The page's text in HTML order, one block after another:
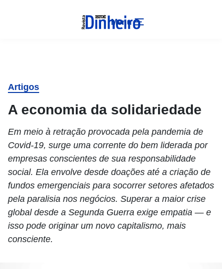
Menu
Artigos
A economia da solidariedade
Em meio à retração provocada pela pandemia de
Covid-19, surge uma corrente do bem liderada por
empresas conscientes de sua responsabilidade
social. Ela envolve desde doações até a criação de
fundos emergenciais para socorrer setores afetados
pela paralisia nos negócios. Superar a maior crise
global desde a Segunda Guerra exige empatia — e
isso pode originar um novo capitalismo, mais
consciente.